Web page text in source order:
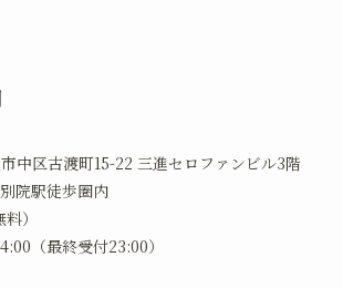
中区古渡町15-22 三進セロファンビル3階
院駅徒歩圏内
）
（最終受付23:00）